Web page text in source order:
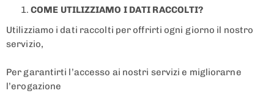
COME UTILIZZIAMO I DATI RACCOLTI?
Utilizziamo i dati raccolti per offrirti ogni giorno il nostro
servizio,
Per garantirti l’accesso ai nostri servizi e migliorarne
l’erogazione